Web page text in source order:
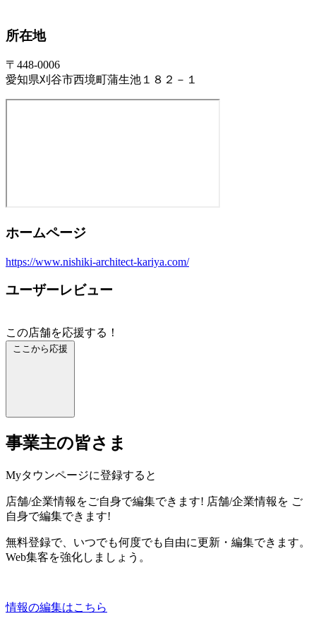
所在地
〒448-0006
愛知県刈谷市西境町蒲生池１８２－１
ホームページ
https://www.nishiki-architect-kariya.com/
ユーザーレビュー
この店舗を応援する！
ここから応援
事業主の皆さま
Myタウンページに登録すると
店舗/企業情報をご自身で編集できます! 店舗/企業情報を ご
自身で編集できます!
無料登録で、いつでも何度でも自由に更新・編集できます。
Web集客を強化しましょう。
情報の編集はこちら